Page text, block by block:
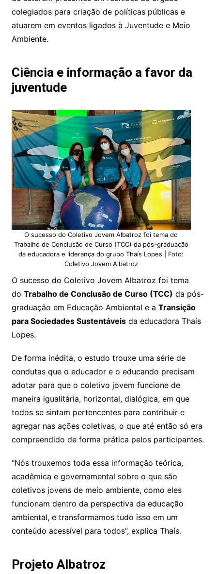
colegiados para criação de políticas públicas e
atuarem em eventos ligados à Juventude e Meio
Ambiente.
Ciência e informação a favor da
juventude
O sucesso do Coletivo Jovem Albatroz foi tema do
Trabalho de Conclusão de Curso (TCC) da pós-graduação
da educadora e liderança do grupo Thaís Lopes | Foto:
Coletivo Jovem Albatroz
O sucesso do Coletivo Jovem Albatroz foi tema
do Trabalho de Conclusão de Curso (TCC) da pós-
graduação em Educação Ambiental e a Transição
para Sociedades Sustentáveisda educadora Thaís
Lopes.
De forma inédita, o estudo trouxe uma série de
condutas que o educador e o educando precisam
adotar para que o coletivo jovem funcione de
maneira igualitária, horizontal, dialógica, em que
todos se sintam pertencentes para contribuir e
agregar nas ações coletivas, o que até então só era
compreendido de forma prática pelos participantes.
“Nós trouxemos toda essa informação teórica,
acadêmica e governamental sobre o que são
coletivos jovens de meio ambiente, como eles
funcionam dentro da perspectiva da educação
ambiental, e transformamos tudo isso em um
conteúdo acessível para todos”, explica Thaís.
Projeto Albatroz